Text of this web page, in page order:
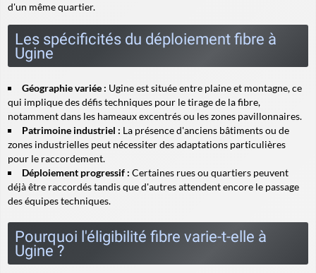
d'un même quartier.
Les spécificités du déploiement fibre à
Ugine
Géographie variée : Ugine est située entre plaine et montagne, ce
qui implique des défis techniques pour le tirage de la fibre,
notamment dans les hameaux excentrés ou les zones pavillonnaires.
Patrimoine industriel : La présence d'anciens bâtiments ou de
zones industrielles peut nécessiter des adaptations particulières
pour le raccordement.
Déploiement progressif : Certaines rues ou quartiers peuvent
déjà être raccordés tandis que d'autres attendent encore le passage
des équipes techniques.
Pourquoi l'éligibilité fibre varie-t-elle à
Ugine ?